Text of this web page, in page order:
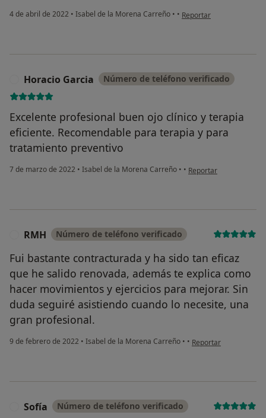
4 de abril de 2022 • Isabel de la Morena Carreño • • en opinión del usuario
Reportar
Horacio Garcia Número de teléfono verificado
Excelente profesional buen ojo clínico y terapia
eficiente. Recomendable para terapia y para
tratamiento preventivo
7 de marzo de 2022 • Isabel de la Morena Carreño • • en opinión del usuario
Reportar
RMH Número de teléfono verificado
Fui bastante contracturada y ha sido tan eficaz
que he salido renovada, además te explica como
hacer movimientos y ejercicios para mejorar. Sin
duda seguiré asistiendo cuando lo necesite, una
gran profesional.
9 de febrero de 2022 • Isabel de la Morena Carreño • • en opinión del usuario
Reportar
Sofía Número de teléfono verificado
¿Alguna vez has usado una app
o chatbot de IA para hablar
Sí, una vez